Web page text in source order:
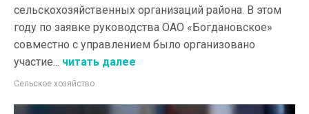
сельскохозяйственных организаций района. В этом
году по заявке руководства ОАО «Богдановское»
совместно с управлением было организовано
участие... читать далее
Сельское хозяйство